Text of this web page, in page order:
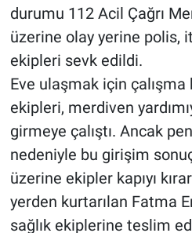
durumu 112 Acil Çağrı
üzerine olay yerine polis,
ekipleri sevk edildi.
Eve ulaşmak için
ekipleri, merdiven
girmeye çalıştı. Ancak
nedeniyle bu girişim
üzerine ekipler kapıyı
yerden kurtarılan Fatma
sağlık ekiplerine teslim